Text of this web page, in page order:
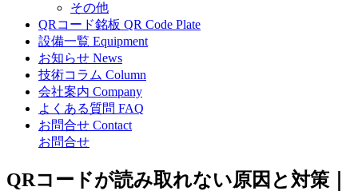
その他
QRコード銘板 QR Code Plate
設備一覧 Equipment
お知らせ News
技術コラム Column
会社案内 Company
よくある質問 FAQ
お問合せ Contact
お問合せ
QRコードが読み取れない原因と対策｜